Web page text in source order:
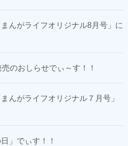
んがライフオリジナル8月号」に
のおしらせでぃ～す！！
んがライフオリジナル７月号」
」でぃす！！